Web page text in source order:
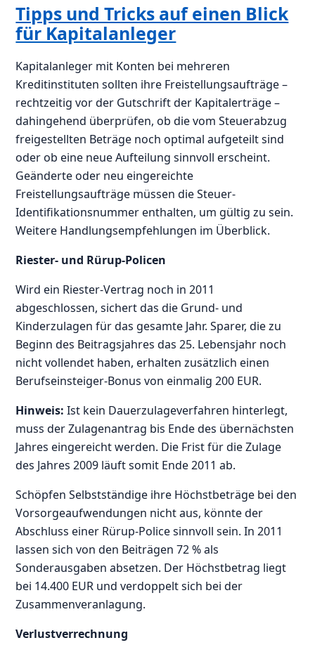
Tipps und Tricks auf einen Blick
für Kapitalanleger
Kapitalanleger mit Konten bei mehreren
Kreditinstituten sollten ihre Freistellungsaufträge –
rechtzeitig vor der Gutschrift der Kapitalerträge –
dahingehend überprüfen, ob die vom Steuerabzug
freigestellten Beträge noch optimal aufgeteilt sind
oder ob eine neue Aufteilung sinnvoll erscheint.
Geänderte oder neu eingereichte
Freistellungsaufträge müssen die Steuer-
Identifikationsnummer enthalten, um gültig zu sein.
Weitere Handlungsempfehlungen im Überblick.
Riester- und Rürup-Policen
Wird ein Riester-Vertrag noch in 2011
abgeschlossen, sichert das die Grund- und
Kinderzulagen für das gesamte Jahr. Sparer, die zu
Beginn des Beitragsjahres das 25. Lebensjahr noch
nicht vollendet haben, erhalten zusätzlich einen
Berufseinsteiger-Bonus von einmalig 200 EUR.
Hinweis:Ist kein Dauerzulageverfahren hinterlegt,
muss der Zulagenantrag bis Ende des übernächsten
Jahres eingereicht werden. Die Frist für die Zulage
des Jahres 2009 läuft somit Ende 2011 ab.
Schöpfen Selbstständige ihre Höchstbeträge bei den
Vorsorgeaufwendungen nicht aus, könnte der
Abschluss einer Rürup-Police sinnvoll sein. In 2011
lassen sich von den Beiträgen 72 % als
Sonderausgaben absetzen. Der Höchstbetrag liegt
bei 14.400 EUR und verdoppelt sich bei der
Zusammenveranlagung.
Verlustverrechnung